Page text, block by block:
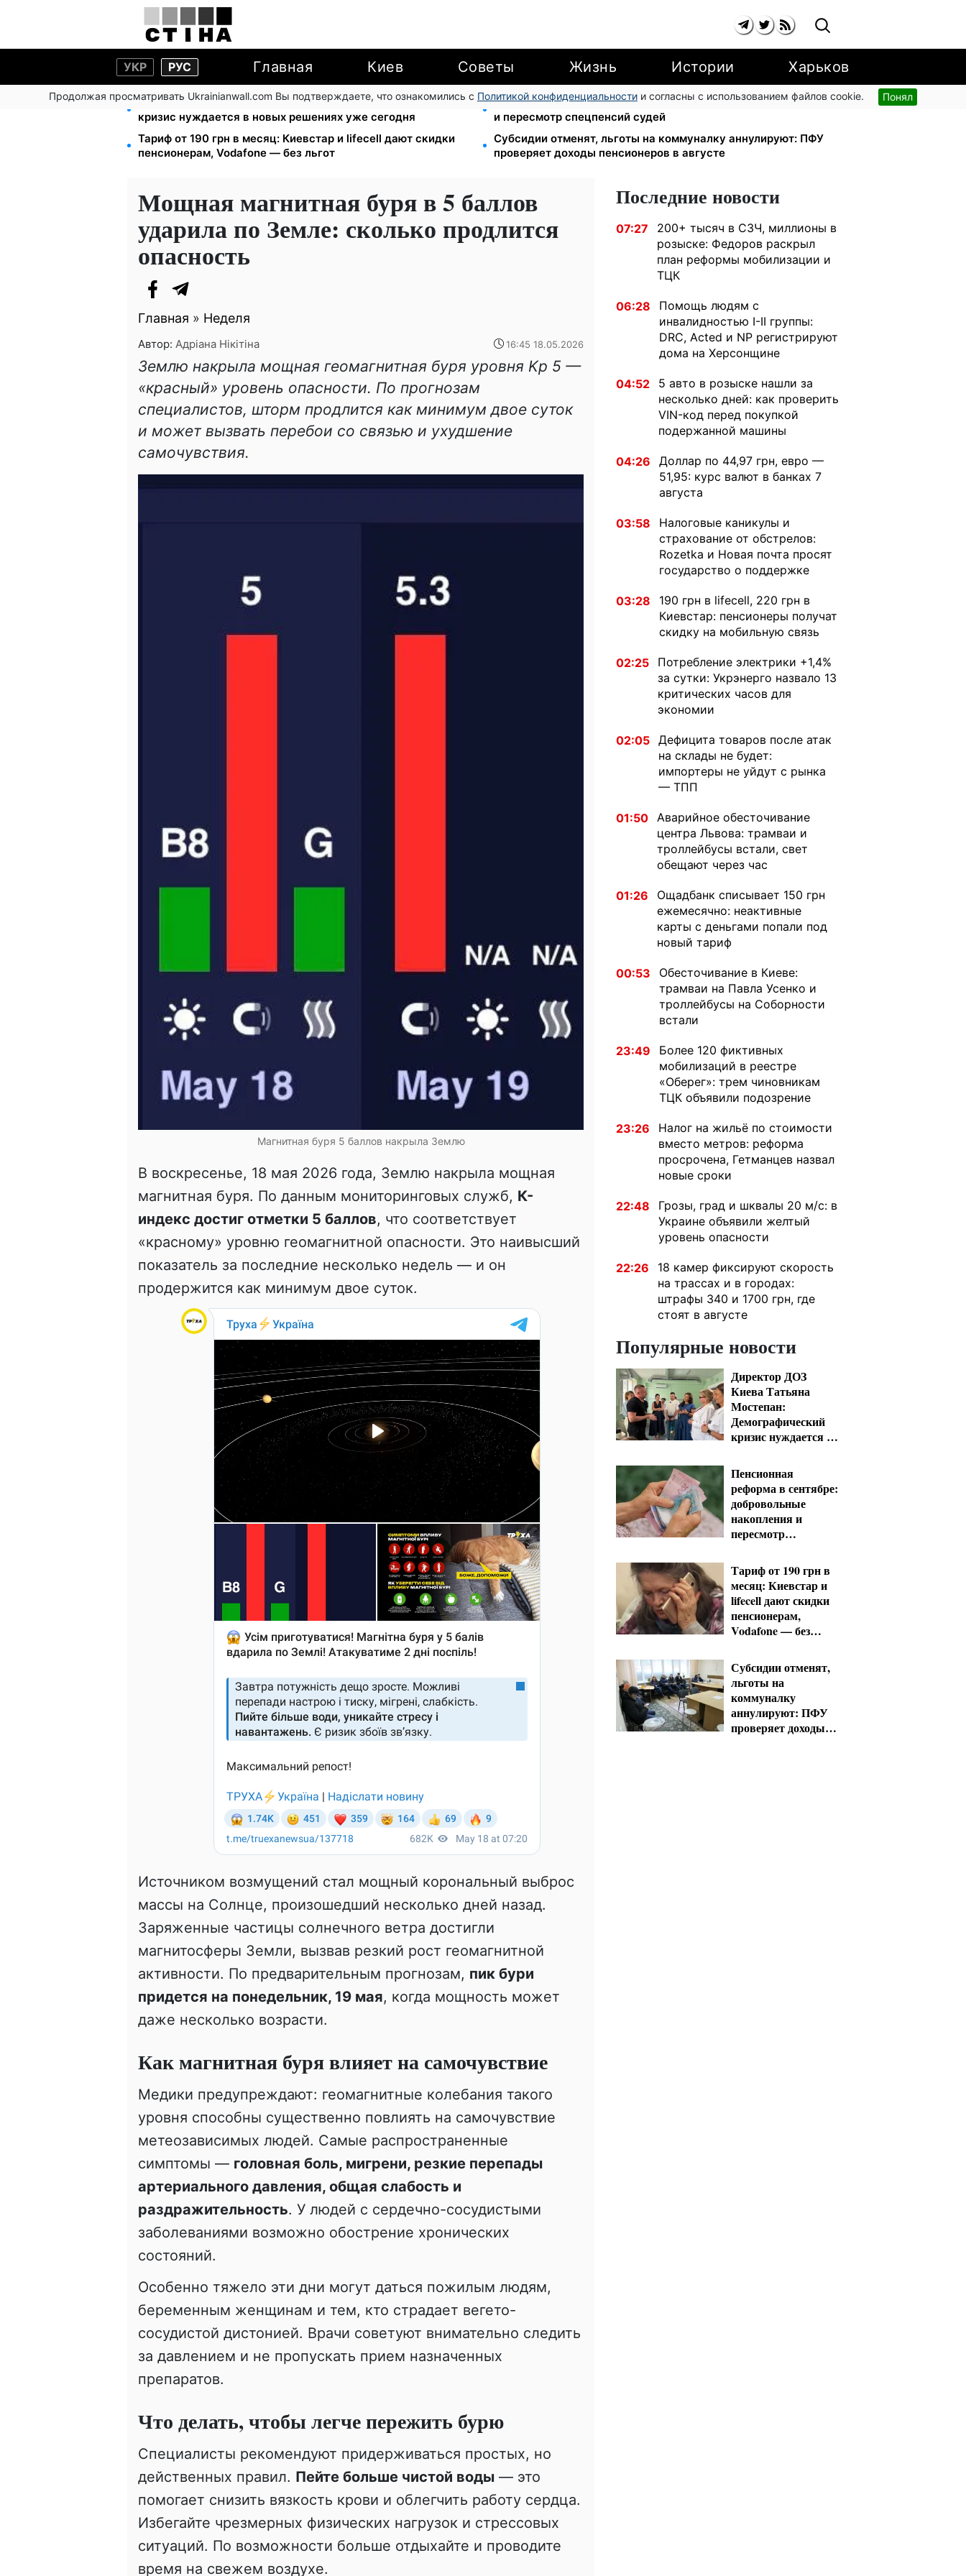
УКР РУС Главная Киев Советы Жизнь Истории Харьков
Продолжая просматривать Ukrainianwall.com Вы подтверждаете, что ознакомились с Политикой конфиденциальности и согласны с использованием файлов cookie. Понял
Директор ДОЗ Киева Татьяна Мостепан: Демографический
кризис нуждается в новых решениях уже сегодня
Пенсионная реформа в сентябре: добровольные накопления
и пересмотр спецпенсий судей
Тариф от 190 грн в месяц: Киевстар и lifecell дают скидки
пенсионерам, Vodafone — без льгот
Субсидии отменят, льготы на коммуналку аннулируют: ПФУ
проверяет доходы пенсионеров в августе
Мощная магнитная буря в 5 баллов
ударила по Земле: сколько продлится
опасность
Главная » Неделя
Автор: Адріана Нікітіна 16:45 18.05.2026
Землю накрыла мощная геомагнитная буря уровня Kp 5 —
«красный» уровень опасности. По прогнозам
специалистов, шторм продлится как минимум двое суток
и может вызвать перебои со связью и ухудшение
самочувствия.
Магнитная буря 5 баллов накрыла Землю
В воскресенье, 18 мая 2026 года, Землю накрыла мощная
магнитная буря. По данным мониторинговых служб, К-
индекс достиг отметки 5 баллов, что соответствует
«красному» уровню геомагнитной опасности. Это наивысший
показатель за последние несколько недель — и он
продержится как минимум двое суток.
Источником возмущений стал мощный корональный выброс
массы на Солнце, произошедший несколько дней назад.
Заряженные частицы солнечного ветра достигли
магнитосферы Земли, вызвав резкий рост геомагнитной
активности. По предварительным прогнозам, пик бури
придется на понедельник, 19 мая, когда мощность может
даже несколько возрасти.
Как магнитная буря влияет на самочувствие
Медики предупреждают: геомагнитные колебания такого
уровня способны существенно повлиять на самочувствие
метеозависимых людей. Самые распространенные
симптомы — головная боль, мигрени, резкие перепады
артериального давления, общая слабость и
раздражительность. У людей с сердечно-сосудистыми
заболеваниями возможно обострение хронических
состояний.
Особенно тяжело эти дни могут даться пожилым людям,
беременным женщинам и тем, кто страдает вегето-
сосудистой дистонией. Врачи советуют внимательно следить
за давлением и не пропускать прием назначенных
препаратов.
Что делать, чтобы легче пережить бурю
Специалисты рекомендуют придерживаться простых, но
действенных правил. Пейте больше чистой воды — это
помогает снизить вязкость крови и облегчить работу сердца.
Избегайте чрезмерных физических нагрузок и стрессовых
ситуаций. По возможности больше отдыхайте и проводите
время на свежем воздухе.
Последние новости
07:27
200+ тысяч в СЗЧ, миллионы в
розыске: Федоров раскрыл
план реформы мобилизации и
ТЦК
06:28
Помощь людям с
инвалидностью I-II группы:
DRC, Acted и NP регистрируют
дома на Херсонщине
04:52
5 авто в розыске нашли за
несколько дней: как проверить
VIN-код перед покупкой
подержанной машины
04:26
Доллар по 44,97 грн, евро —
51,95: курс валют в банках 7
августа
03:58
Налоговые каникулы и
страхование от обстрелов:
Rozetka и Новая почта просят
государство о поддержке
03:28
190 грн в lifecell, 220 грн в
Киевстар: пенсионеры получат
скидку на мобильную связь
02:25
Потребление электрики +1,4%
за сутки: Укрэнерго назвало 13
критических часов для
экономии
02:05 Дефицита товаров после атак
на склады не будет:
импортеры не уйдут с рынка
— ТПП
01:50 Аварийное обесточивание
центра Львова: трамваи и
троллейбусы встали, свет
обещают через час
01:26
Ощадбанк списывает 150 грн
ежемесячно: неактивные
карты с деньгами попали под
новый тариф
00:53
Обесточивание в Киеве:
трамваи на Павла Усенко и
троллейбусы на Соборности
встали
23:49
Более 120 фиктивных
мобилизаций в реестре
«Оберег»: трем чиновникам
ТЦК объявили подозрение
23:26
Налог на жильё по стоимости
вместо метров: реформа
просрочена, Гетманцев назвал
новые сроки
22:48
Грозы, град и шквалы 20 м/с: в
Украине объявили желтый
уровень опасности
22:26
18 камер фиксируют скорость
на трассах и в городах:
штрафы 340 и 1700 грн, где
стоят в августе
Популярные новости
Директор ДОЗ
Киева Татьяна
Мостепан:
Демографический
кризис нуждается в
уже сегодня
Пенсионная
реформа в сентябре:
добровольные
накопления и
пересмотр
Тариф от 190 грн в
месяц: Киевстар и
lifecell дают скидки
пенсионерам,
Vodafone — без
Субсидии отменят,
льготы на
коммуналку
аннулируют: ПФУ
проверяет доходы